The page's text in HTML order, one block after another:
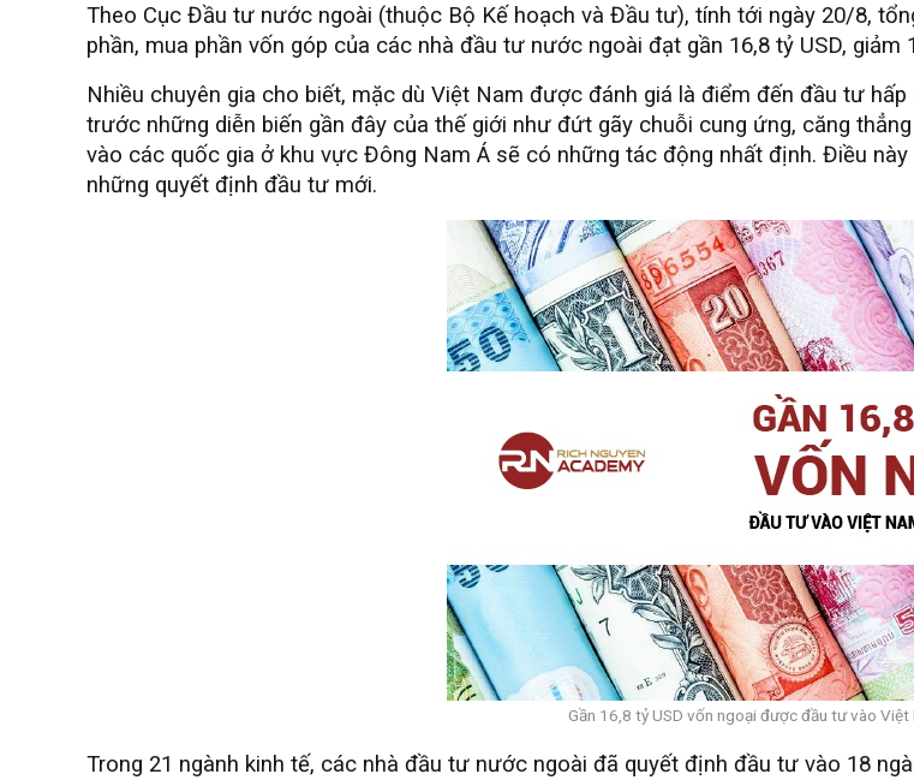
Theo Cục Đầu tư nước ngoài (thuộc Bộ Kế hoạch và Đầu tư), tính tới ngày 20/8,
phần, mua phần vốn góp của các nhà đầu tư nước ngoài đạt gần 16,8 tỷ USD, giảm
Nhiều chuyên gia cho biết, mặc dù Việt Nam được đánh giá là điểm đến đầu tư
trước những diễn biến gần đây của thế giới như đứt gãy chuỗi cung ứng, căng
vào các quốc gia ở khu vực Đông Nam Á sẽ có những tác động nhất định. Điều
những quyết định đầu tư mới.
Gần 16,8 tỷ USD vốn ngoại được đầu tư vào
Trong 21 ngành kinh tế, các nhà đầu tư nước ngoài đã quyết định đầu tư vào 18